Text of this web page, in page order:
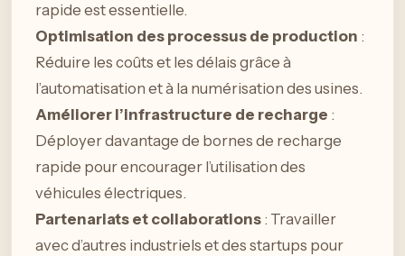
rapide est essentielle.
Optimisation des processus de production :
Réduire les coûts et les délais grâce à
l’automatisation et à la numérisation des usines.
Améliorer l’infrastructure de recharge :
Déployer davantage de bornes de recharge
rapide pour encourager l’utilisation des
véhicules électriques.
Partenariats et collaborations : Travailler
avec d’autres industriels et des startups pour